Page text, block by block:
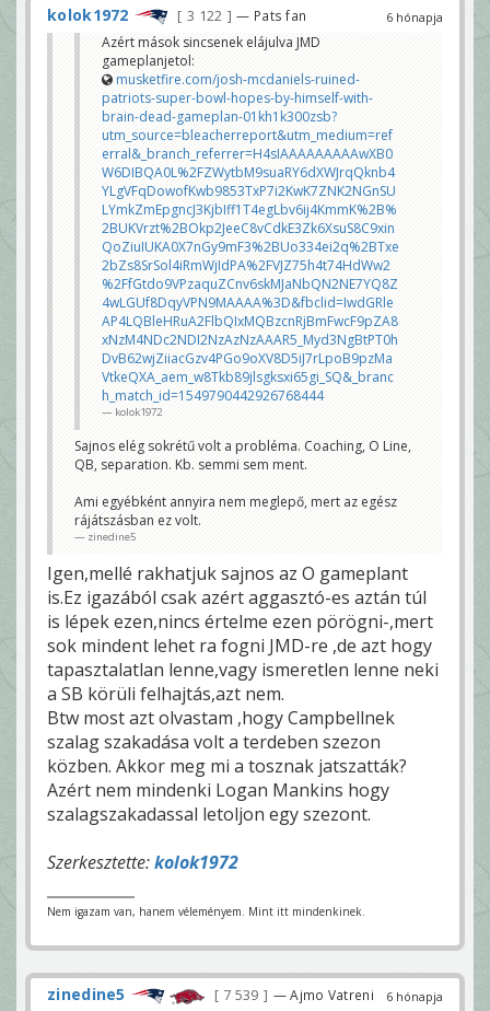
6 hónapja
kolok1972 3 122 — Pats fan
Azért mások sincsenek elájulva JMD
gameplanjetol:
musketfire.com/josh-mcdaniels-ruined-
patriots-super-bowl-hopes-by-himself-with-
brain-dead-gameplan-01kh1k300zsb?
utm_source=bleacherreport&utm_medium=ref
erral&_branch_referrer=H4sIAAAAAAAAAwXB0
W6DIBQA0L%2FZWytbM9suaRY6dXWJrqQknb4
YLgVFqDowofKwb9853TxP7i2KwK7ZNK2NGnSU
LYmkZmEpgncJ3KjbIff1T4egLbv6ij4KmmK%2B%
2BUKVrzt%2BOkp2JeeC8vCdkE3Zk6XsuS8C9xin
QoZiuIUKA0X7nGy9mF3%2BUo334ei2q%2BTxe
2bZs8SrSol4iRmWjIdPA%2FVJZ75h4t74HdWw2
%2FfGtdo9VPzaquZCnv6skMJaNbQN2NE7YQ8Z
4wLGUf8DqyVPN9MAAAA%3D&fbclid=IwdGRle
AP4LQBleHRuA2FlbQIxMQBzcnRjBmFwcF9pZA8
xNzM4NDc2NDI2NzAzNzAAAR5_Myd3NgBtPT0h
DvB62wjZiiacGzv4PGo9oXV8D5iJ7rLpoB9pzMa
VtkeQXA_aem_w8Tkb89jlsgksxi65gi_SQ&_branc
h_match_id=1549790442926768444
kolok1972
Sajnos elég sokrétű volt a probléma. Coaching, O Line,
QB, separation. Kb. semmi sem ment.
Ami egyébként annyira nem meglepő, mert az egész
rájátszásban ez volt.
zinedine5
Igen,mellé rakhatjuk sajnos az O gameplant
is.Ez igazából csak azért aggasztó-es aztán túl
is lépek ezen,nincs értelme ezen pörögni-,mert
sok mindent lehet ra fogni JMD-re ,de azt hogy
tapasztalatlan lenne,vagy ismeretlen lenne neki
a SB körüli felhajtás,azt nem.
Btw most azt olvastam ,hogy Campbellnek
szalag szakadása volt a terdeben szezon
közben. Akkor meg mi a tosznak jatszatták?
Azért nem mindenki Logan Mankins hogy
szalagszakadassal letoljon egy szezont.
Szerkesztette:kolok1972
Nem igazam van, hanem véleményem. Mint itt mindenkinek.
6 hónapja
zinedine5 7 539 — Ajmo Vatreni